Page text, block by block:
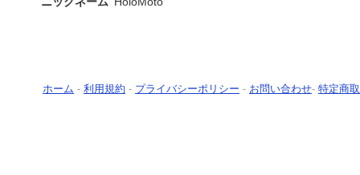
ホーム - 利用規約 - プライバシーポリシー - お問い合わせ- 特定商